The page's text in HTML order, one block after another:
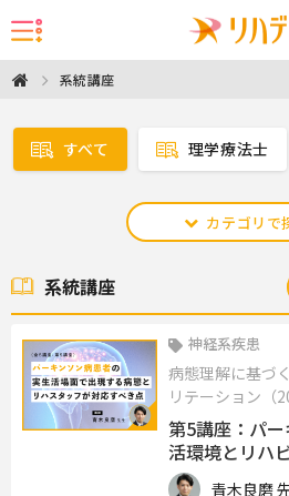
系統講座
すべて 理学療法士
カテゴリで
系統講座
神経系疾患
病態理解に基づ
リテーション（
第5講座：パ
活環境とリハ
青木良磨